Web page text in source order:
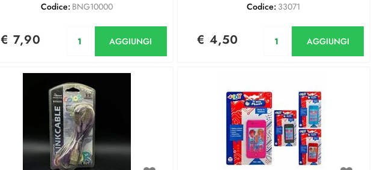
Codice: BNG10000
€ 7,90 AGGIUNGI
Codice: 33071
€ 4,50 AGGIUNGI